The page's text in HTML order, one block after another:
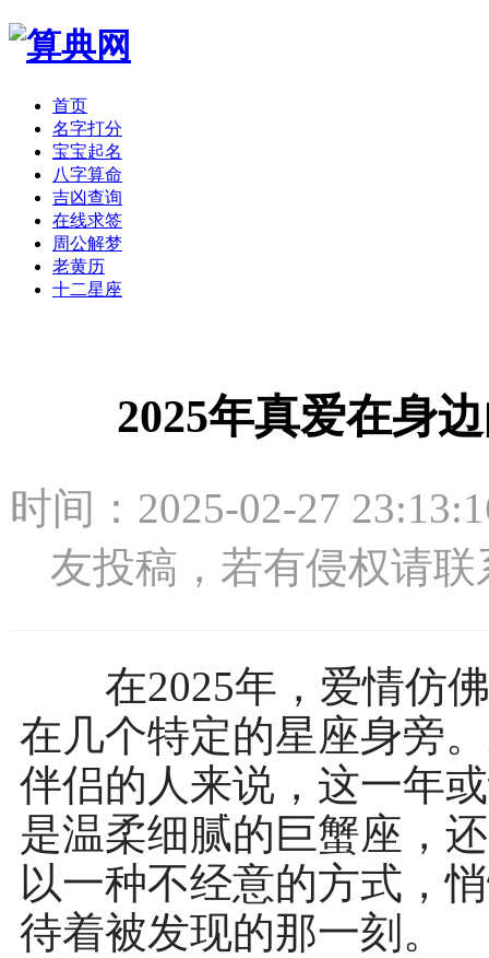
首页
名字打分
宝宝起名
八字算命
吉凶查询
在线求签
周公解梦
老黄历
十二星座
2025年真爱在身
时间：2025-02-27
友投稿，若有侵权请联
在2025年，爱情仿佛
在几个特定的星座身旁
伴侣的人来说，这一年
是温柔细腻的巨蟹座，
以一种不经意的方式，
待着被发现的那一刻。